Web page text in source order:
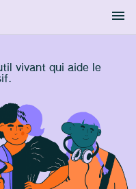
vivant qui aide le